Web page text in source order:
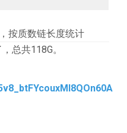
按质数链长度统计
总共118G。